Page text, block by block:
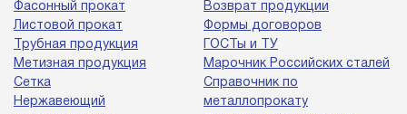
Фасонный прокат
Листовой прокат
Трубная продукция
Метизная продукция
Сетка
Нержавеющий
Возврат продукции
Формы договоров
ГОСТы и ТУ
Марочник Российских сталей
Справочник по
металлопрокату